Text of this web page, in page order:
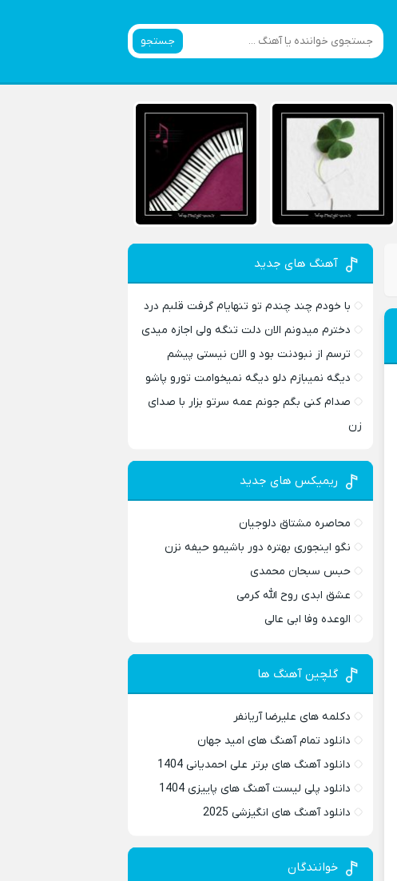
جستجو
آهنگ های جدید
با خودم چند چندم تو تنهایام گرفت قلبم درد
دخترم میدونم الان دلت تنگه ولی اجازه میدی
ترسم از نبودنت بود و الان نیستی پیشم
دیگه نمیبازم دلو دیگه نمیخوامت تورو پاشو
صدام کنی بگم جونم عمه سرتو بزار با صدای
زن
ریمیکس های جدید
محاصره مشتاق دلوجیان
نگو اینجوری بهتره دور باشیمو حیفه نزن
حبس سبحان محمدی
عشق ابدی روح الله کرمی
الوعده وفا ابی عالی
گلچین آهنگ ها
دکلمه های علیرضا آریانفر
دانلود تمام آهنگ های امید جهان
دانلود آهنگ های برتر علی احمدیانی 1404
دانلود پلی لیست آهنگ های پاییزی 1404
دانلود آهنگ های انگیزشی 2025
خوانندگان